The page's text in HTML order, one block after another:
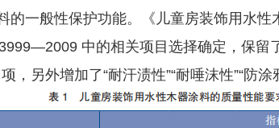
的一般性保护功能。《儿童房装饰用水
中的相关项目选择确定，保
，另外增加了“耐汗渍性”“耐唾沫性”“防涂